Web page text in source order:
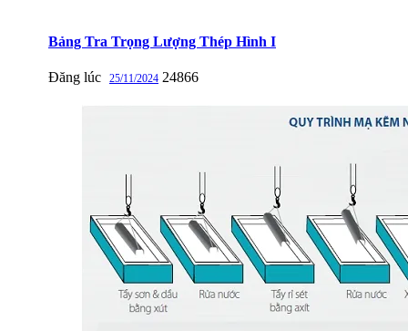
Bảng Tra Trọng Lượng Thép Hình I
Đăng lúc 25/11/2024 24866